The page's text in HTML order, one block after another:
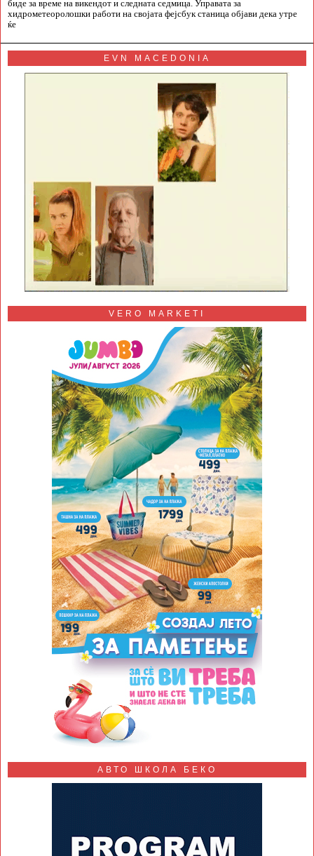
биде за време на викендот и следната седмица. Управата за
хидрометеоролошки работи на својата фејсбук станица објави дека утре
ќе
EVN MACEDONIA
VERO MARKETI
АВТО ШКОЛА БЕКО